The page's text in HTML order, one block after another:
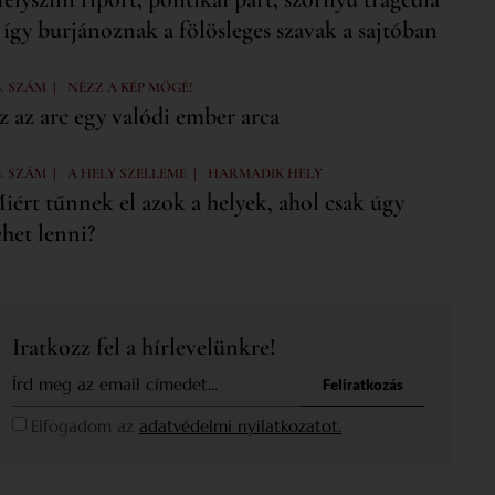
burjánoznak a fölösleges szavak a sajtóban
SZÁM | NÉZZ A KÉP MÖGÉ!
az arc egy valódi ember arca
SZÁM | A HELY SZELLEME | HARMADIK HELY
tűnnek el azok a helyek, ahol csak úgy
lenni?
Iratkozz fel a hírlevelünkre!
Elfogadom az adatvédelmi nyilatkozatot.
Feliratkozás